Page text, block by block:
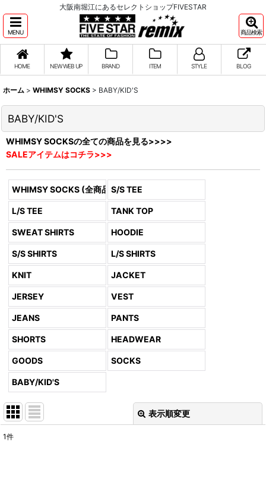
大阪南堀江にあるセレクトショップFIVESTAR
MENU 商品検索
HOME NEW WEB UP BRAND ITEM STYLE BLOG
ホーム > WHIMSY SOCKS > BABY/KID'S
BABY/KID'S
WHIMSY SOCKSの全ての商品を見る>>>>
SALEアイテムはコチラ>>>
WHIMSY SOCKS (全商品)S/S TEE
L/S TEE TANK TOP
SWEAT SHIRTS HOODIE
S/S SHIRTS L/S SHIRTS
KNIT JACKET
JERSEY VEST
JEANS PANTS
SHORTS HEADWEAR
GOODS SOCKS
BABY/KID'S
表示順変更
1件